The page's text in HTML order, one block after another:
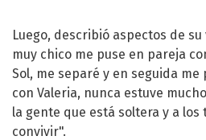
Luego, describió aspectos de
muy chico me puse en pareja
Sol, me separé y en seguida
con Valeria, nunca estuve
la gente que está soltera y a los
convivir".